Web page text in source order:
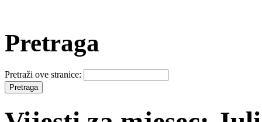
Pretraga
Pretraži ove stranice: